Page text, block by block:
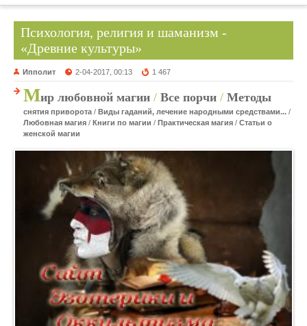
Психология, религия и шаманизм -
«Древние культуры»
Ипполит 2-04-2017, 00:13 1 467
Мир любовной магии / Все порчи / Методы
снятия приворота / Виды гаданий, лечение народными средствами... /
Любовная магия / Книги по магии / Практическая магия / Статьи о
женской магии